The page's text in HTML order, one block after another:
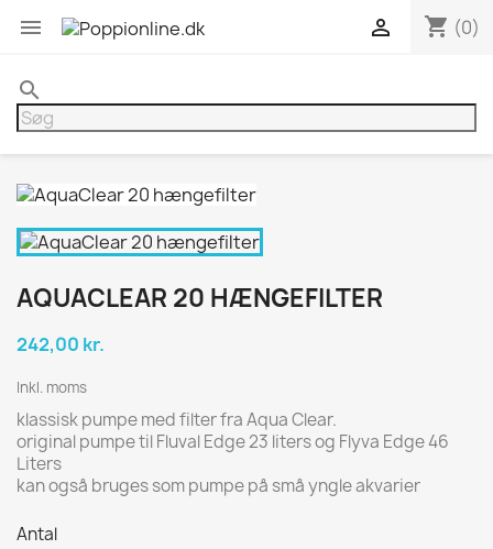
 shopping_cart (0)

search
AQUACLEAR 20 HÆNGEFILTER
242,00 kr.
Inkl. moms
klassisk pumpe med filter fra Aqua Clear.
original pumpe til Fluval Edge 23 liters og Flyva Edge 46
Liters
kan også bruges som pumpe på små yngle akvarier
Antal